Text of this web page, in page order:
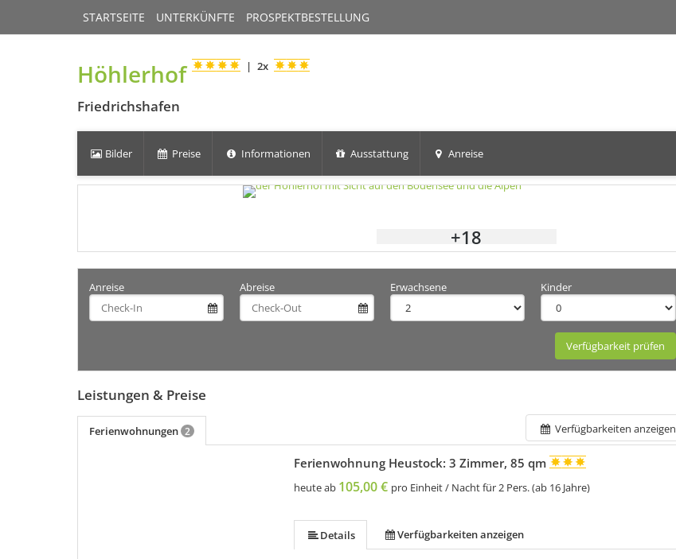
STARTSEITE UNTERKÜNFTE PROSPEKTBESTELLUNG
Höhlerhof | 2x
Friedrichshafen
Bilder Preise Informationen Ausstattung Anreise
+18
Anreise Abreise Erwachsene Kinder
Verfügbarkeit prüfen
Verfügbarkeiten anzeigen
Leistungen & Preise
Ferienwohnungen 2
Ferienwohnung Heustock: 3 Zimmer, 85 qm
heute ab 105,00 € pro Einheit / Nacht für 2 Pers. (ab 16 Jahre)
Details Verfügbarkeiten anzeigen